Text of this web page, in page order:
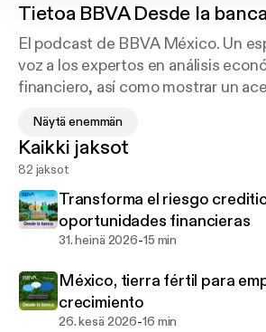
Tietoa BBVA Desde la banca
El podcast de BBVA México. Un
voz a los expertos en análisis
financiero, así como mostrar un
transformando y trazando el futuro
bancarios. Además, es un foro para
historias de responsabilidad social
Desde la banca, un podcast de
Näytä enemmän
Kaikki jaksot
82 jaksot
Transforma el riesgo
oportunidades financieras
31. heinä 2026-15 min
México, tierra fértil para
crecimiento
26. kesä 2026-16 min